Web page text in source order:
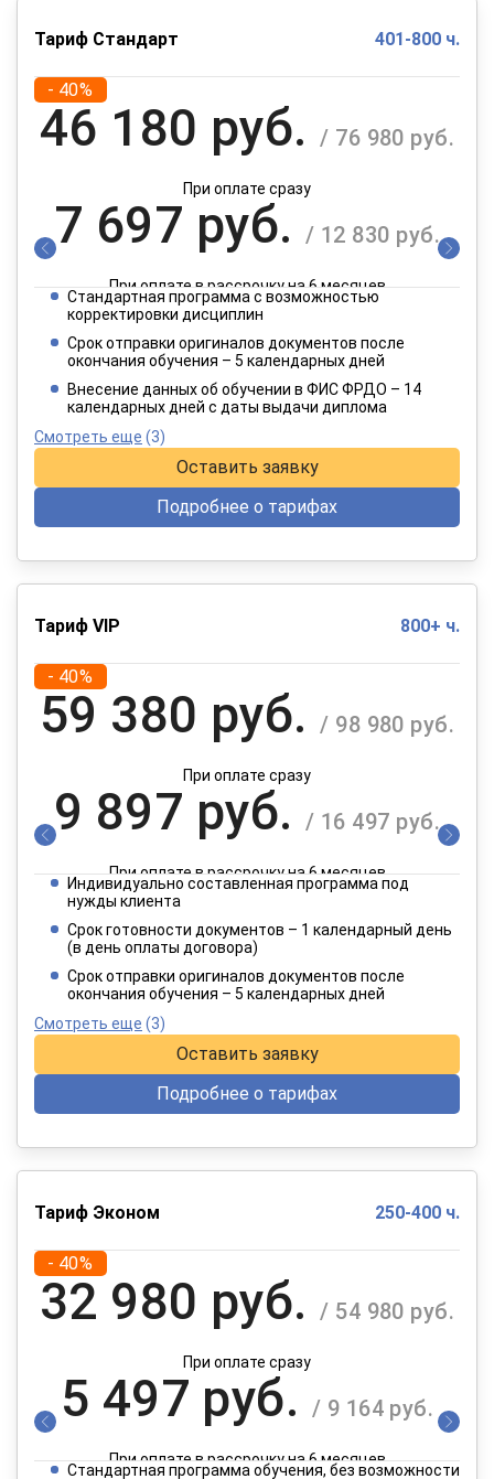
Тариф Стандарт 401-800 ч.
- 40%
46 180 руб. / 76 980 руб.
При оплате сразу
7 697 руб. / 12 830 руб.
При оплате в рассрочку на 6 месяцев
3 849 руб.
При оплате в рассрочку на 12 месяцев
Стандартная программа с возможностью
корректировки дисциплин
Срок отправки оригиналов документов после
окончания обучения – 5 календарных дней
Внесение данных об обучении в ФИС ФРДО – 14
календарных дней с даты выдачи диплома
Смотреть еще (3)
Оставить заявку
Подробнее о тарифах
Тариф VIP 800+ ч.
- 40%
59 380 руб. / 98 980 руб.
При оплате сразу
9 897 руб. / 16 497 руб.
При оплате в рассрочку на 6 месяцев
4 949 руб. / 8 249 руб.
При оплате в рассрочку на 12 месяцев
Индивидуально составленная программа под
нужды клиента
Срок готовности документов – 1 календарный день
(в день оплаты договора)
Срок отправки оригиналов документов после
окончания обучения – 5 календарных дней
Смотреть еще (3)
Оставить заявку
Подробнее о тарифах
Тариф Эконом 250-400 ч.
- 40%
32 980 руб. / 54 980 руб.
При оплате сразу
5 497 руб. / 9 164 руб.
При оплате в рассрочку на 6 месяцев
Стандартная программа обучения, без возможности